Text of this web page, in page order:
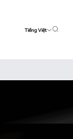
Tiếng Việt